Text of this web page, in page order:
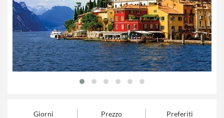
Giorni Prezzo Preferiti